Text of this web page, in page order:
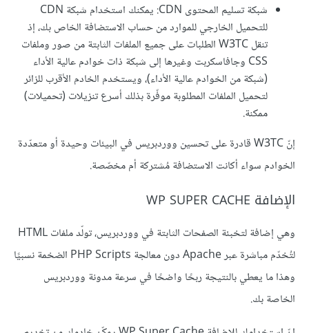
شبكة تسليم المحتوى CDN: يمكنك استخدام شبكة CDN
للتحميل الخارجي للموارد من حساب الاستضافة الخاص بك، إذ
تنقل W3TC الطلبات على جميع الملفات الثابتة من صور وملفات
CSS وجافاسكربت وغيرها إلى شبكة ذات خوادم عالية الأداء
(شبكة من الخوادم عالية الأداء)، ويستخدم الخادم الأقرب للزائر
لتحميل الملفات المطلوبة موفّرة بذلك أسرع تنزيلات (تحميلات)
ممكنة.
إنّ W3TC قادرة على تحسين ووردبريس في البيئات وحيدة أو متعدّدة
الخوادم سواء أكانت الاستضافة مُشتركة أم مخصّصة.
الإضافة WP SUPER CACHE
وهي إضافة لتخبئة الصفحات الثابتة في ووردبريس، تولّد ملفات HTML
لتُخدّم مباشرة عبر Apache دون معالجة PHP Scripts الضخمة نسبيًا
وهذا ما يعطي بالنتيجة ربحًا واضحًا في سرعة مدونة ووردبريس
الخاصة بك.